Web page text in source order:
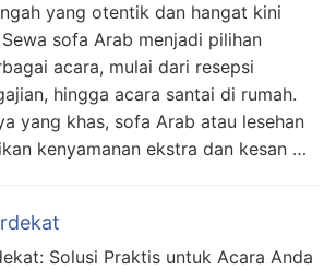
yang otentik dan hangat kini
sofa Arab menjadi pilihan
acara, mulai dari resepsi
hingga acara santai di rumah.
yang khas, sofa Arab atau lesehan
kenyamanan ekstra dan kesan …
Solusi Praktis untuk Acara Anda